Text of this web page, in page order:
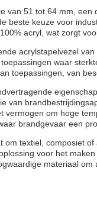
van 51 tot 64 mm,
beste keuze voor
acryl, wat zorgt
acrylstapelvezel
waar
toepassingen, van
van
vermogen om hoge
brandgevaar een
om textiel, composiet
voor het
materiaal